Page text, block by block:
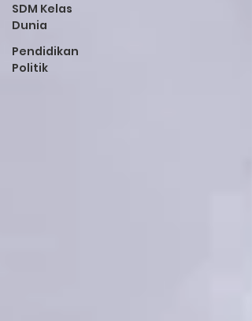
SDM Kelas
Dunia
Pendidikan
Politik